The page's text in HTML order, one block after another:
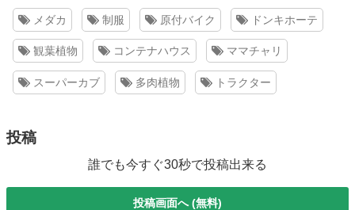
メダカ 制服 原付バイク ドンキホーテ
観葉植物 コンテナハウス ママチャリ
スーパーカブ 多肉植物 トラクター
投稿
誰でも今すぐ30秒で投稿出来る
投稿画面へ (無料)